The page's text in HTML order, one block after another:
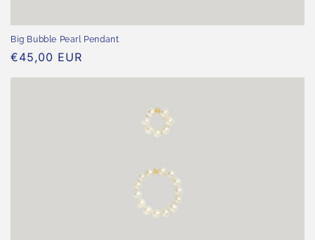
Big Bubble Pearl Pendant
Normaler
€45,00 EUR